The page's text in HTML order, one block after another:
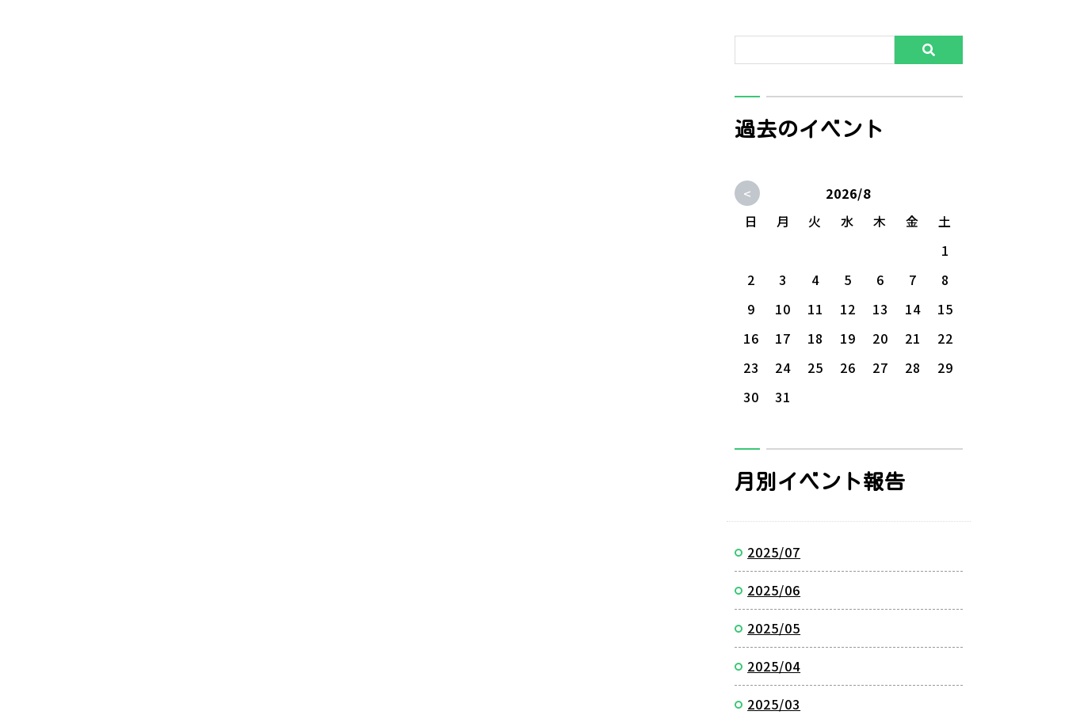
過去のイベント
<
2026/8
日
月 火 水 木 金
土
1
2
3 4 5 6 7
8
9
10 11 12 13 14
15
16
17 18 19 20 21
22
23
24 25 26 27 28
29
30
31
月別イベント報告
2025/07
2025/06
2025/05
2025/04
2025/03